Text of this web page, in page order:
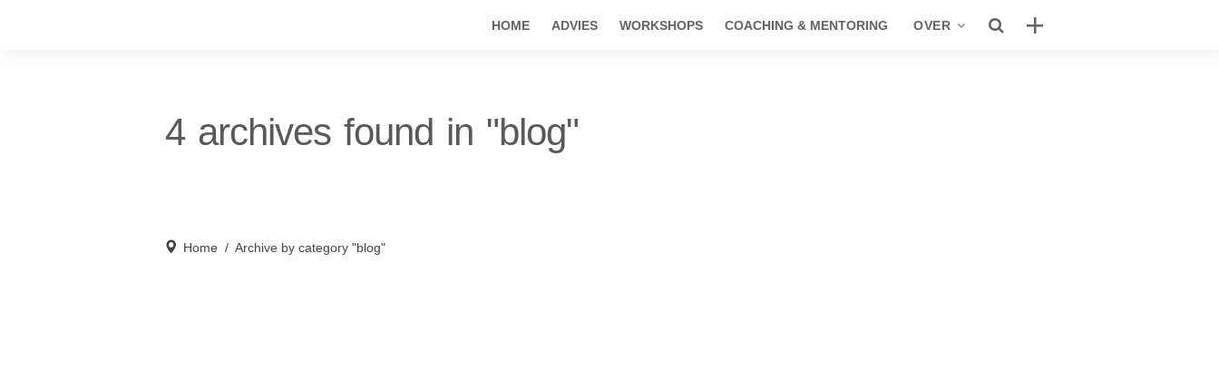
HOME ADVIES WORKSHOPS COACHING & MENTORING OVER
4 archives found in "blog"
Home / Archive by category "blog"